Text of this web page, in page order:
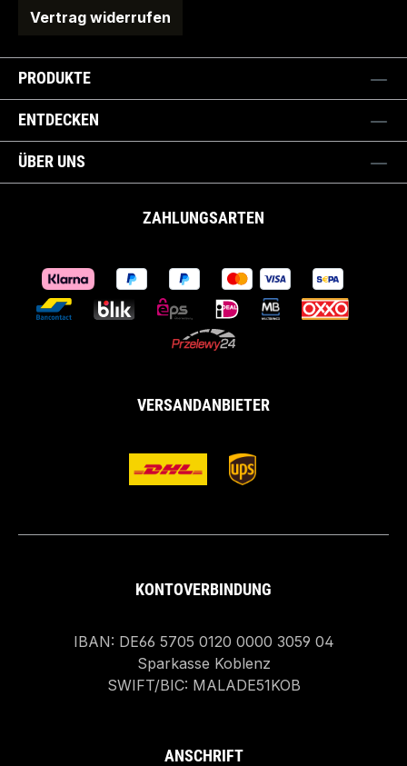
Vertrag widerrufen
PRODUKTE
ENTDECKEN
ÜBER UNS
ZAHLUNGSARTEN
VERSANDANBIETER
KONTOVERBINDUNG
IBAN: DE66 5705 0120 0000 3059 04
Sparkasse Koblenz
SWIFT/BIC: MALADE51KOB
ANSCHRIFT